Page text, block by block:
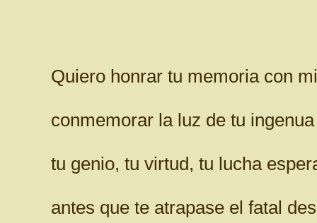
Quiero honrar tu memoria con
conmemorar la luz de tu
tu genio, tu virtud, tu lucha
antes que te atrapase el fatal